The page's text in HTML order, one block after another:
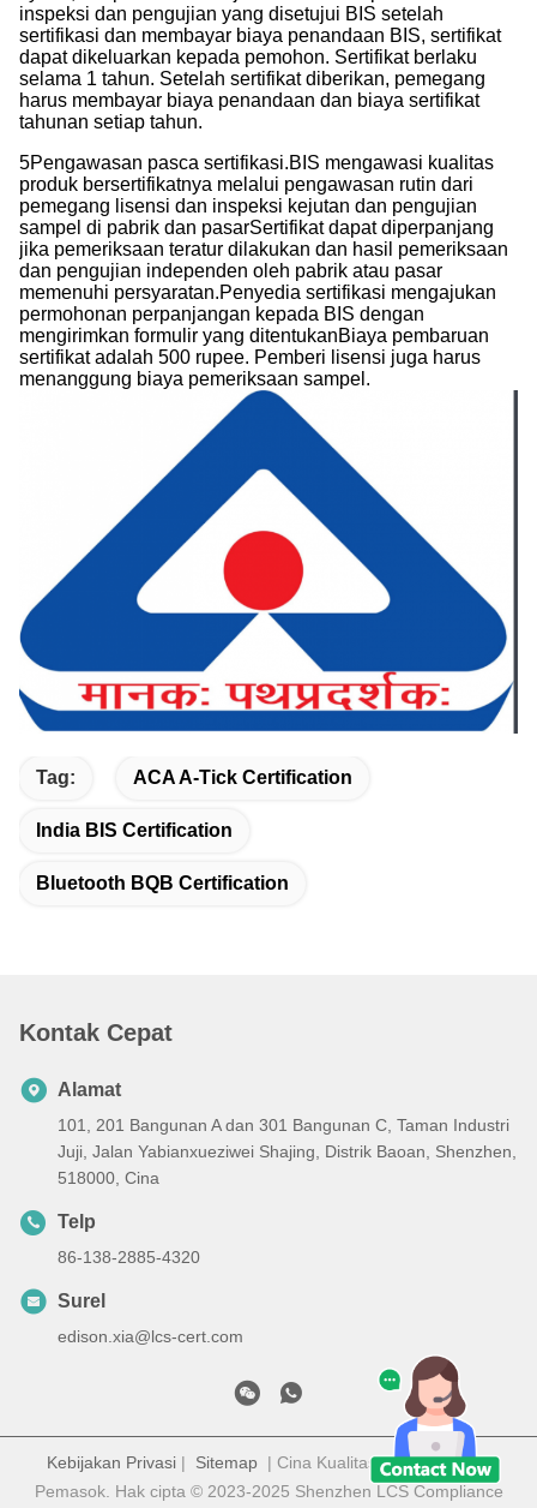
inspeksi dan pengujian yang disetujui BIS setelah
sertifikasi dan membayar biaya penandaan BIS, sertifikat
dapat dikeluarkan kepada pemohon. Sertifikat berlaku
selama 1 tahun. Setelah sertifikat diberikan, pemegang
harus membayar biaya penandaan dan biaya sertifikat
tahunan setiap tahun.
5Pengawasan pasca sertifikasi.BIS mengawasi kualitas
produk bersertifikatnya melalui pengawasan rutin dari
pemegang lisensi dan inspeksi kejutan dan pengujian
sampel di pabrik dan pasarSertifikat dapat diperpanjang
jika pemeriksaan teratur dilakukan dan hasil pemeriksaan
dan pengujian independen oleh pabrik atau pasar
memenuhi persyaratan.Penyedia sertifikasi mengajukan
permohonan perpanjangan kepada BIS dengan
mengirimkan formulir yang ditentukanBiaya pembaruan
sertifikat adalah 500 rupee. Pemberi lisensi juga harus
menanggung biaya pemeriksaan sampel.
Tag: ACA A-Tick Certification
India BIS Certification
Bluetooth BQB Certification
Kontak Cepat
Alamat
101, 201 Bangunan A dan 301 Bangunan C, Taman Industri
Juji, Jalan Yabianxueziwei Shajing, Distrik Baoan, Shenzhen,
518000, Cina
Telp
86-138-2885-4320
Surel
edison.xia@lcs-cert.com
Kebijakan Privasi| Sitemap| Cina Kualitas Baik Sertifikasi
Pemasok. Hak cipta © 2023-2025 Shenzhen LCS Compliance